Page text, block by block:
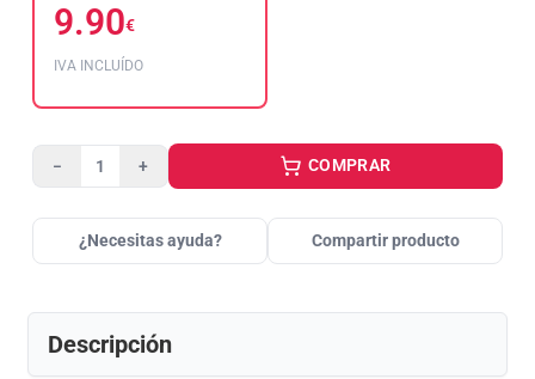
9.90€
IVA INCLUÍDO
− + COMPRAR
¿Necesitas ayuda? Compartir producto
Descripción